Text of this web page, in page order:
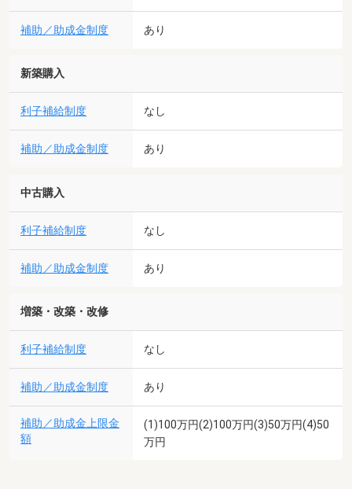
補助／助成金制度 あり
新築購入
利子補給制度 なし
補助／助成金制度 あり
中古購入
利子補給制度 なし
補助／助成金制度 あり
増築・改築・改修
利子補給制度 なし
補助／助成金制度 あり
補助／助成金上限金
額
(1)100万円(2)100万円(3)50万円(4)50
万円